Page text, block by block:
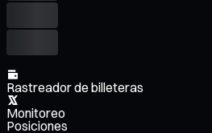
Rastreador de billeteras
Monitoreo
Posiciones